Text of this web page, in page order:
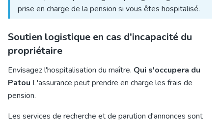
prise en charge de la pension si vous êtes hospitalisé.
Soutien logistique en cas d'incapacité du
propriétaire
Envisagez l'hospitalisation du maître. Qui s'occupera du
Patou L'assurance peut prendre en charge les frais de
pension.
Les services de recherche et de parution d'annonces sont